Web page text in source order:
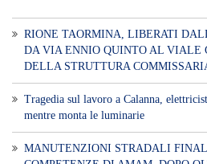
RIONE TAORMINA, LIBERATI
DA VIA ENNIO QUINTO AL VIALE
DELLA STRUTTURA
Tragedia sul lavoro a Calanna,
mentre monta le luminarie
MANUTENZIONI STRADALI